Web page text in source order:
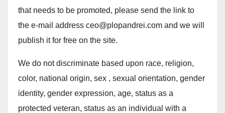
that needs to be promoted, please send the link to
the e-mail address ceo@plopandrei.com and we will
publish it for free on the site.
We do not discriminate based upon race, religion,
color, national origin, sex , sexual orientation, gender
identity, gender expression, age, status as a
protected veteran, status as an individual with a